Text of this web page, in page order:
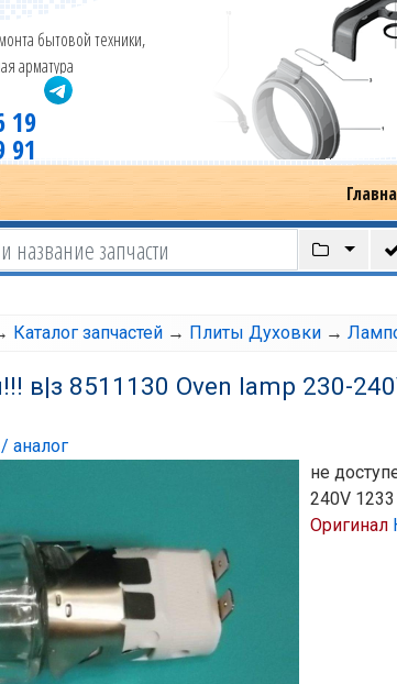
бытовой техники,
арматура
19
91
Каталог запчастей → Плиты Духовки →
в|з 8511130 Oven lamp 230-
аналог
не
240V 1233
Оригинал